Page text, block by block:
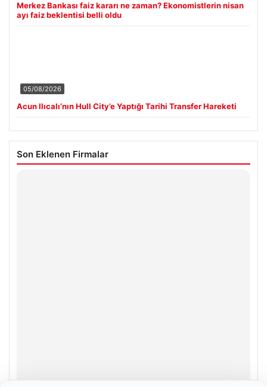
Merkez Bankası faiz kararı ne zaman? Ekonomistlerin nisan
ayı faiz beklentisi belli oldu
05/08/2026
Acun Ilıcalı’nın Hull City’e Yaptığı Tarihi Transfer Hareketi
Son Eklenen Firmalar